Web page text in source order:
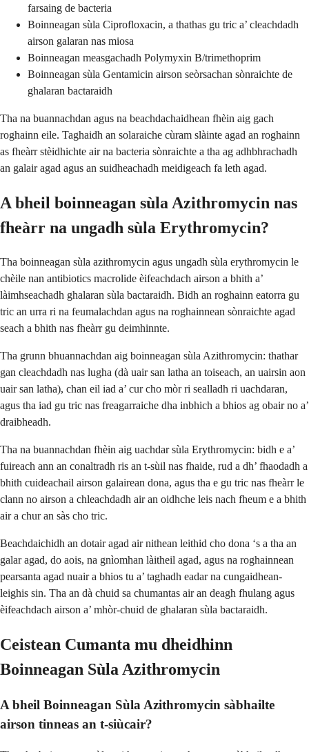
farsaing de bacteria
Boinneagan sùla Ciprofloxacin, a thathas gu tric a’ cleachdadh
airson galaran nas miosa
Boinneagan measgachadh Polymyxin B/trimethoprim
Boinneagan sùla Gentamicin airson seòrsachan sònraichte de
ghalaran bactaraidh
Tha na buannachdan agus na beachdachaidhean fhèin aig gach
roghainn eile. Taghaidh an solaraiche cùram slàinte agad an roghainn
as fheàrr stèidhichte air na bacteria sònraichte a tha ag adhbhrachadh
an galair agad agus an suidheachadh meidigeach fa leth agad.
A bheil boinneagan sùla Azithromycin nas
fheàrr na ungadh sùla Erythromycin?
Tha boinneagan sùla azithromycin agus ungadh sùla erythromycin le
chèile nan antibiotics macrolide èifeachdach airson a bhith a’
làimhseachadh ghalaran sùla bactaraidh. Bidh an roghainn eatorra gu
tric an urra ri na feumalachdan agus na roghainnean sònraichte agad
seach a bhith nas fheàrr gu deimhinnte.
Tha grunn bhuannachdan aig boinneagan sùla Azithromycin: thathar
gan cleachdadh nas lugha (dà uair san latha an toiseach, an uairsin aon
uair san latha), chan eil iad a’ cur cho mòr ri sealladh ri uachdaran,
agus tha iad gu tric nas freagarraiche dha inbhich a bhios ag obair no a’
draibheadh.
Tha na buannachdan fhèin aig uachdar sùla Erythromycin: bidh e a’
fuireach ann an conaltradh ris an t-sùil nas fhaide, rud a dh’ fhaodadh a
bhith cuideachail airson galairean dona, agus tha e gu tric nas fheàrr le
clann no airson a chleachdadh air an oidhche leis nach fheum e a bhith
air a chur an sàs cho tric.
Beachdaichidh an dotair agad air nithean leithid cho dona ‘s a tha an
galar agad, do aois, na gnìomhan làitheil agad, agus na roghainnean
pearsanta agad nuair a bhios tu a’ taghadh eadar na cungaidhean-
leighis sin. Tha an dà chuid sa chumantas air an deagh fhulang agus
èifeachdach airson a’ mhòr-chuid de ghalaran sùla bactaraidh.
Ceistean Cumanta mu dheidhinn
Boinneagan Sùla Azithromycin
A bheil Boinneagan Sùla Azithromycin sàbhailte
airson tinneas an t-siùcair?